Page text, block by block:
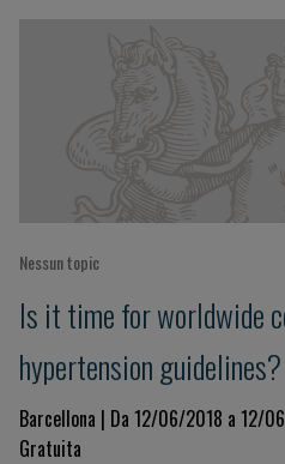
Nessun topic
Is it time for worldwide
hypertension guidelines?
Barcellona | Da 12/06/2018 a 12/
Gratuita